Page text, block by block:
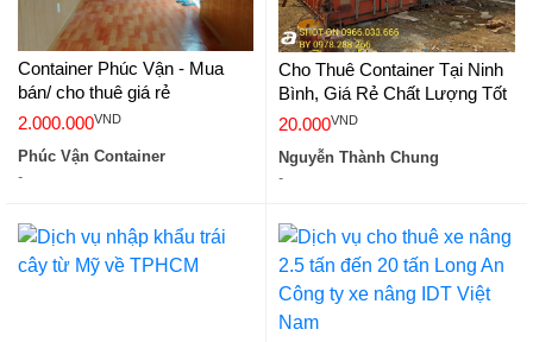
Container Phúc Vận - Mua
bán/ cho thuê giá rẻ
2.000.000VND
Phúc Vận Container
-
Cho Thuê Container Tại Ninh
Bình, Giá Rẻ Chất Lượng Tốt
20.000VND
Nguyễn Thành Chung
-